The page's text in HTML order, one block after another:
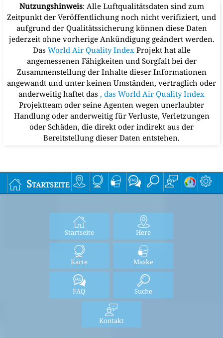
Nutzungshinweis: Alle Luftqualitätsdaten sind zum
Zeitpunkt der Veröffentlichung noch nicht verifiziert, und
aufgrund der Qualitätssicherung können diese Daten
jederzeit ohne vorherige Ankündigung geändert werden.
Das World Air Quality Index Projekt hat alle
angemessenen Fähigkeiten und Sorgfalt bei der
Zusammenstellung der Inhalte dieser Informationen
angewandt und unter keinen Umständen, vertraglich oder
anderweitig haftet das , das World Air Quality Index
Projektteam oder seine Agenten wegen unerlaubter
Handlung oder anderweitig für Verluste, Verletzungen
oder Schäden, die direkt oder indirekt aus der
Bereitstellung dieser Daten entstehen.
Startseite
Startseite Here
Karte Maske
FAQ Suche
Kontakt